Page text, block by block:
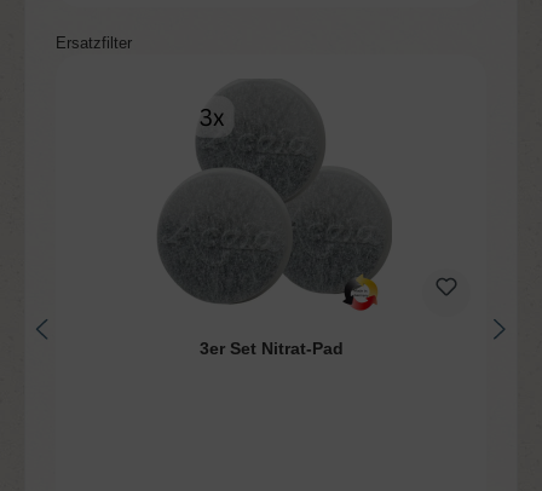
Produktgalerie überspringen
Ersatzfilter
3er Set Nitrat-Pad